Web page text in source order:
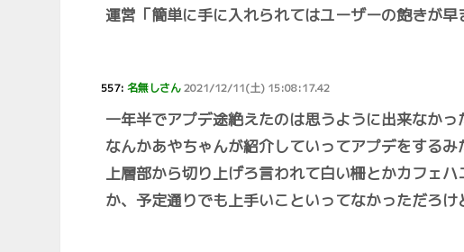
運営「簡単に手に入れられてはユーザーの飽きが早
557:名無しさん2021/12/11(土) 15:08:17.42
一年半でアプデ途絶えたのは思うように出来なか
なんかあやちゃんが紹介していってアプデをする
上層部から切り上げろ言われて白い柵とかカフェ
か、予定通りでも上手いこといってなかっただろけ